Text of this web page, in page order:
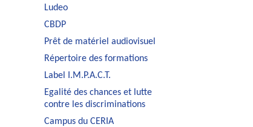
Ludeo
CBDP
Prêt de matériel audiovisuel
Répertoire des formations
Label I.M.P.A.C.T.
Egalité des chances et lutte
contre les discriminations
Campus du CERIA